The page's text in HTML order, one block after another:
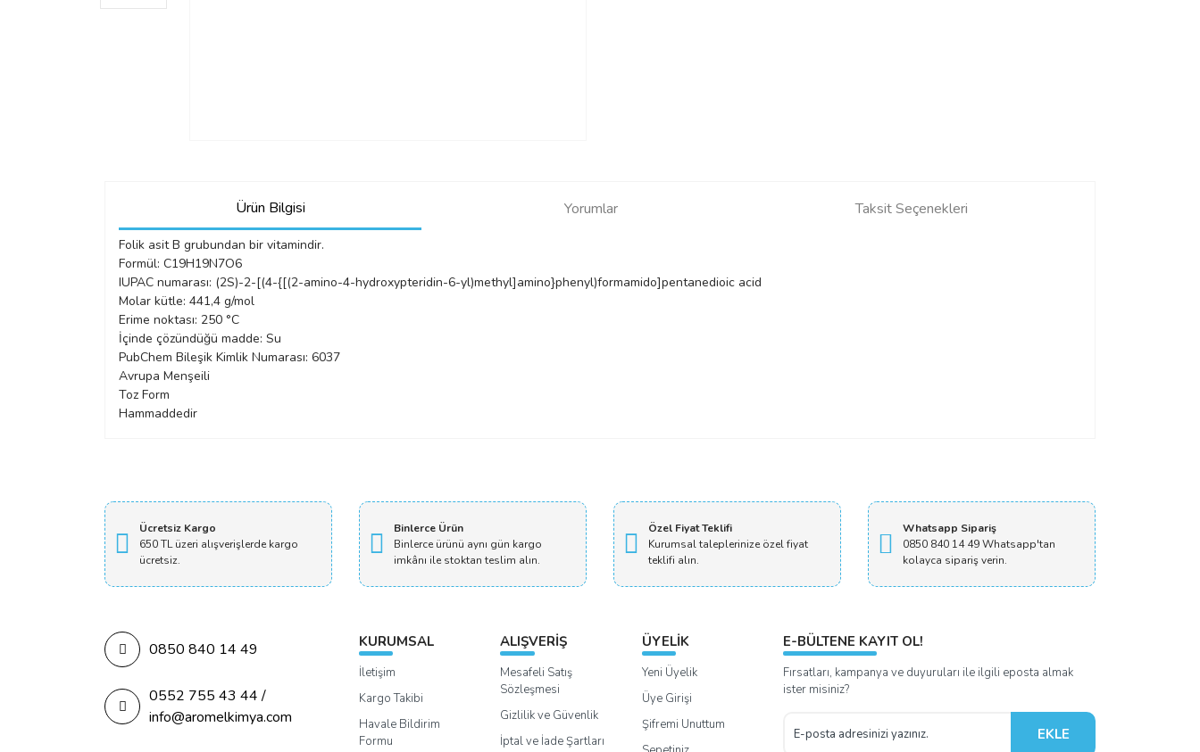
Ürün Bilgisi Yorumlar Taksit Seçenekleri
Folik asit B grubundan bir vitamindir.
Formül: C19H19N7O6
IUPAC numarası: (2S)-2-[(4-{[(2-amino-4-hydroxypteridin-6-yl)methyl]amino}phenyl)formamido]pentanedioic acid
Molar kütle: 441,4 g/mol
Erime noktası: 250 °C
İçinde çözündüğü madde: Su
PubChem Bileşik Kimlik Numarası: 6037
Avrupa Menşeili
Toz Form
Hammaddedir
Ücretsiz Kargo
650 TL üzeri alışverişlerde kargo
ücretsiz.
Binlerce Ürün
Binlerce ürünü aynı gün kargo
imkânı ile stoktan teslim alın.
Özel Fiyat Teklifi
Kurumsal taleplerinize özel fiyat
teklifi alın.
Whatsapp Sipariş
0850 840 14 49 Whatsapp'tan
kolayca sipariş verin.
0850 840 14 49
0552 755 43 44 /
info@aromelkimya.com
KURUMSAL
İletişim
Kargo Takibi
Havale Bildirim
Formu
ALIŞVERİŞ
Mesafeli Satış
Sözleşmesi
Gizlilik ve Güvenlik
İptal ve İade Şartları
ÜYELİK
Yeni Üyelik
Üye Girişi
Şifremi Unuttum
E-BÜLTENE KAYIT OL!
Fırsatları, kampanya ve duyuruları ile ilgili eposta almak
ister misiniz?
EKLE